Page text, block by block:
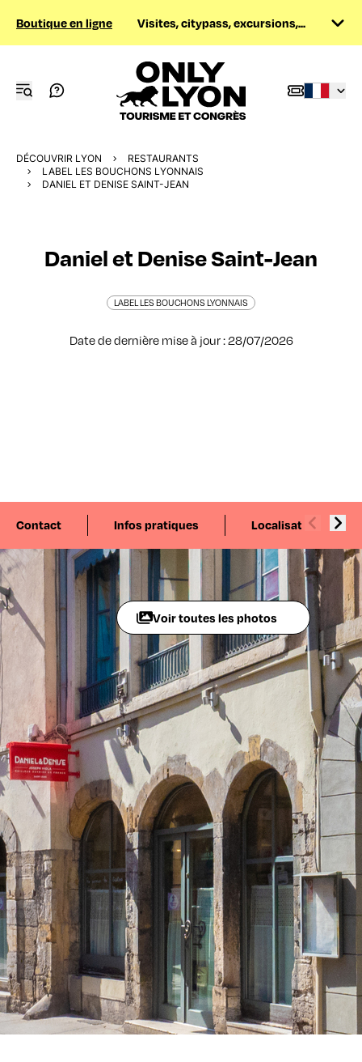
Boutique en ligne Visites, citypass, excursions,...
DÉCOUVRIR LYON
RESTAURANTS
LABEL LES BOUCHONS LYONNAIS
DANIEL ET DENISE SAINT-JEAN
Daniel et Denise Saint-Jean
LABEL LES BOUCHONS LYONNAIS
Date de dernière mise à jour : 28/07/2026
Contact Infos pratiques Localisation
Voir toutes les photos